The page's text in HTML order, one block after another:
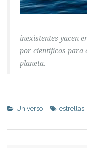
inexistentes yacen
por científicos para
planeta.
Universo estrellas,